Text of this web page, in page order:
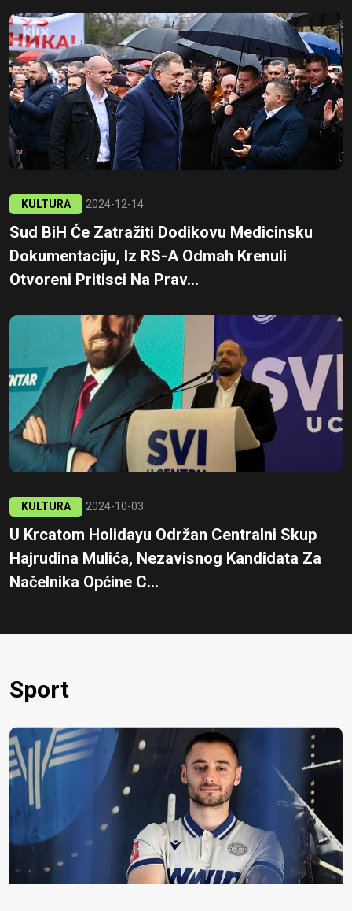
KULTURA 2024-12-14
Sud BiH Će Zatražiti Dodikovu Medicinsku
Dokumentaciju, Iz RS-A Odmah Krenuli
Otvoreni Pritisci Na Prav...
KULTURA 2024-10-03
U Krcatom Holidayu Održan Centralni Skup
Hajrudina Mulića, Nezavisnog Kandidata Za
Načelnika Općine C...
Sport